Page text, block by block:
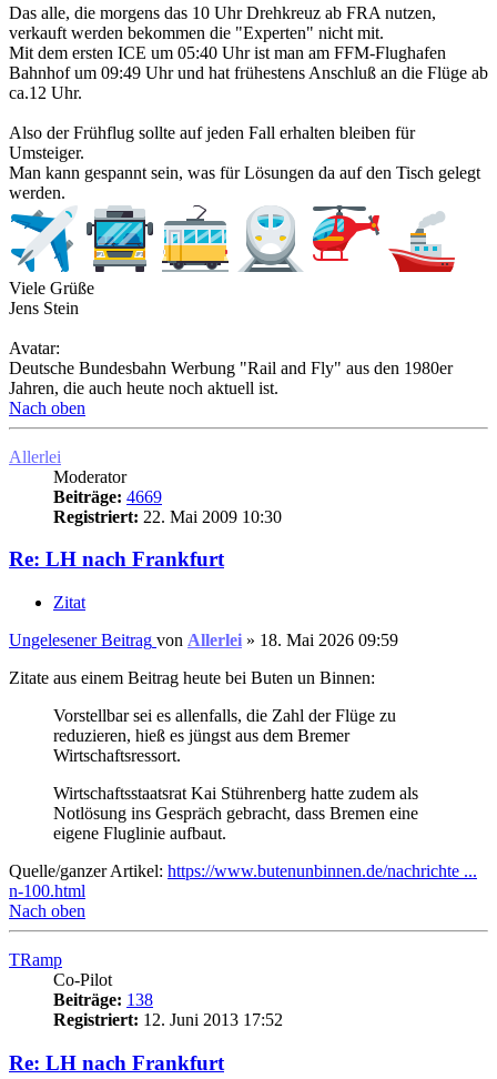
Das alle, die morgens das 10 Uhr Drehkreuz ab FRA nutzen,
verkauft werden bekommen die "Experten" nicht mit.
Mit dem ersten ICE um 05:40 Uhr ist man am FFM-Flughafen
Bahnhof um 09:49 Uhr und hat frühestens Anschluß an die Flüge ab
ca.12 Uhr.
Also der Frühflug sollte auf jeden Fall erhalten bleiben für
Umsteiger.
Man kann gespannt sein, was für Lösungen da auf den Tisch gelegt
werden.
Viele Grüße
Jens Stein
Avatar:
Deutsche Bundesbahn Werbung "Rail and Fly" aus den 1980er
Jahren, die auch heute noch aktuell ist.
Nach oben
Allerlei
Moderator
Beiträge: 4669
Registriert: 22. Mai 2009 10:30
Re: LH nach Frankfurt
Zitat
Ungelesener Beitrag von Allerlei » 18. Mai 2026 09:59
Zitate aus einem Beitrag heute bei Buten un Binnen:
Vorstellbar sei es allenfalls, die Zahl der Flüge zu
reduzieren, hieß es jüngst aus dem Bremer
Wirtschaftsressort.
Wirtschaftsstaatsrat Kai Stührenberg hatte zudem als
Notlösung ins Gespräch gebracht, dass Bremen eine
eigene Fluglinie aufbaut.
Quelle/ganzer Artikel: https://www.butenunbinnen.de/nachrichte ...
n-100.html
Nach oben
TRamp
Co-Pilot
Beiträge: 138
Registriert: 12. Juni 2013 17:52
Re: LH nach Frankfurt